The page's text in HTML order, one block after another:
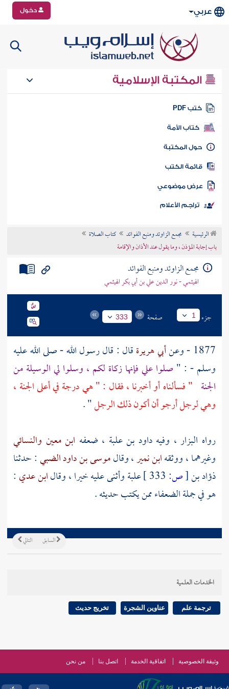
عربي دخول
المكتبة الإسلامية
كتب PDF
كتاب الأمة
المكتبة
الكتب
موضوعي
تراجم الأعلام
الرئيسية مجمع الزاوئد ومنبع الفوائد
كتاب الصلاة
باب إجابة المؤذن ، وما يقول عند الأذان والإقامة
مجمع الزاوئد ومنبع الفوائد
الهيثمي - نور الدين علي بن أبي بكر الهيثمي
جزء 1 صفحة 333
1877 - وعن أبي هريرةقال : قال رسول الله - صلى الله عليه
وسلم - : " صلوا علي فإنها زكاة لكم ، وسلوا لي الوسيلة من
الجنة " فسألناه أو أخبرنا ، فقال : " هي درجة في أعلى الجنة ،
وهي لرجل أرجو أن أكون ذلك الرجل" .
رواه البزار ، وفيهداود بن علبة ، ضعفه ابن معين والنسائي
وغيرهما ، ووثقهابن نمير، وقالموسى بن داود الضبي: حدثنا
ذؤاد بن[ص: علبةوأثنى عليه خيرا ، وقالابن عدي :
هو في جملة الضعفاء ممن يكتب حديثه .
التالي السابق
الخدمات العلمية
ترجمة علم عناوين الشجرة تخريج حديث
وثيقة الخصوصية اتفاقية الخدمة اتصل بنا من نحن